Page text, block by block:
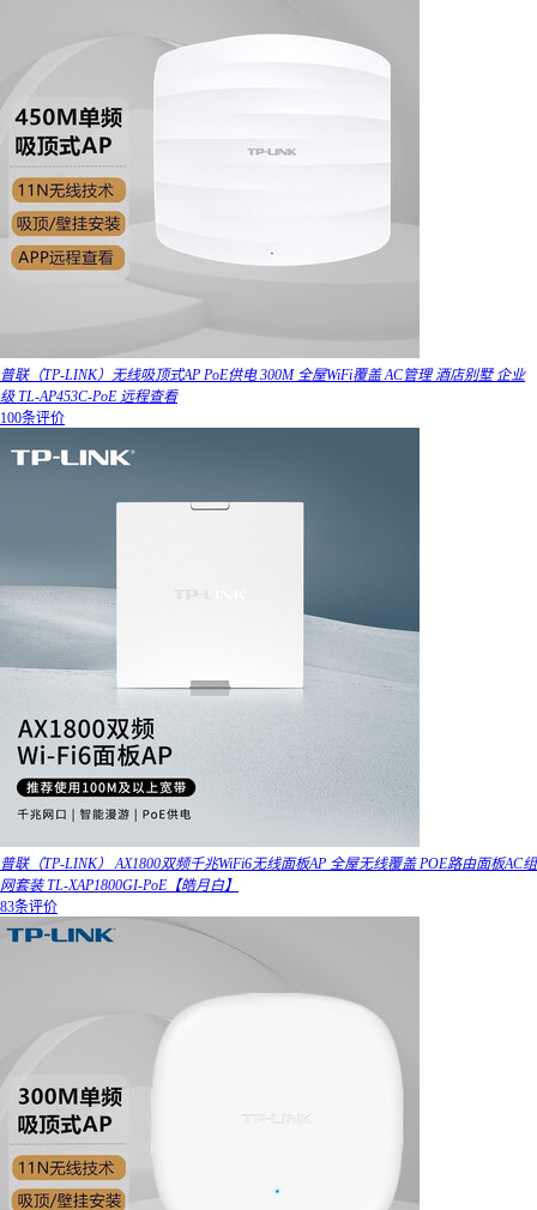
普联（TP-LINK）无线吸顶式AP PoE供电 300M 全屋WiFi覆盖 AC管理 酒店别墅 企业
级 TL-AP453C-PoE 远程查看
100条评价
普联（TP-LINK） AX1800双频千兆WiFi6无线面板AP 全屋无线覆盖 POE路由面板AC组
网套装 TL-XAP1800GI-PoE【皓月白】
83条评价